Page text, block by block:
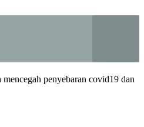
penyebaran covid19 dan